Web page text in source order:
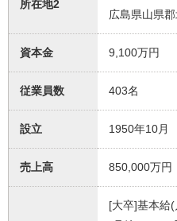
所在地2
広島県山県
資本金 9,100万円
従業員数 403名
設立 1950年10月
売上高 850,000万円
[大卒]基本給